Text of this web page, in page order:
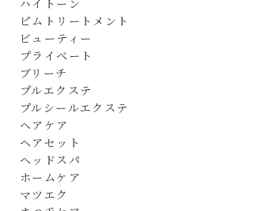
ハイトーン
ピムトリートメント
ビューティー
プライベート
ブリーチ
プルエクステ
プルシールエクステ
ヘアケア
ヘアセット
ヘッドスパ
ホームケア
マツエク